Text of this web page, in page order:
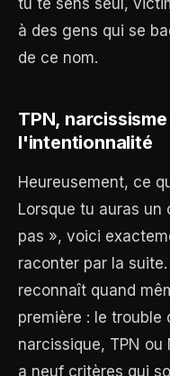
tu te sens seul,
à des gens qui se
de ce nom.
TPN,
l'intentionnalité
Heureusement, ce
Lorsque tu auras
pas », voici
raconter par la
reconnaît quand
première : le trouble
narcissique, TPN
a neuf critères qui